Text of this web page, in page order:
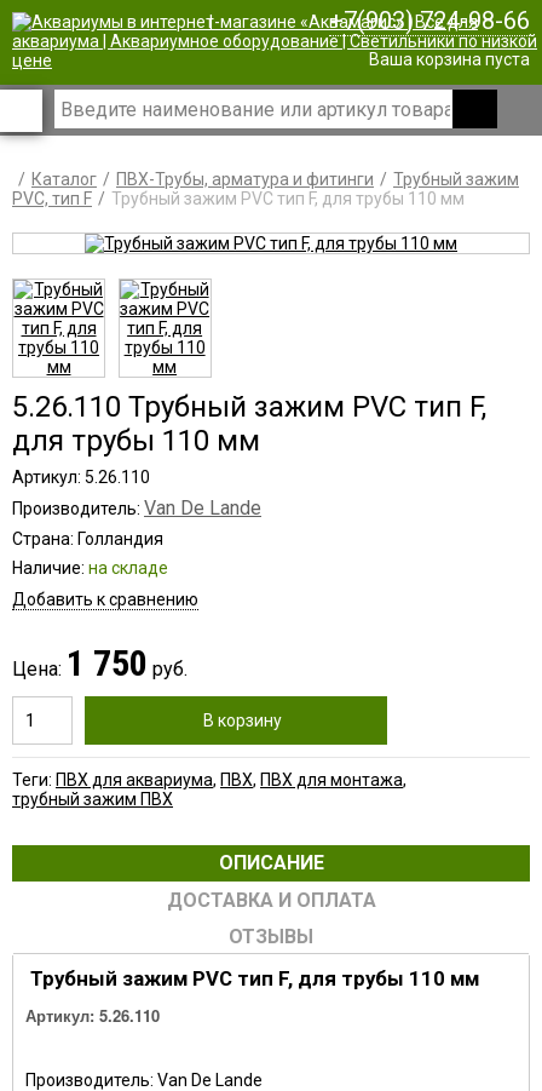
| +7(903) 724-98-66
Ваша корзина пуста
Каталог ПВХ-Трубы, арматура и фитинги
Трубный зажим
PVC, тип F
Трубный зажим PVC тип F, для трубы 110 мм
5.26.110 Трубный зажим PVC тип F,
для трубы 110 мм
Артикул: 5.26.110
Производитель: Van De Lande
Страна: Голландия
Наличие: на складе
Добавить к сравнению
Цена: 1 750 руб.
В корзину
Теги: ПВХ для аквариума, ПВХ, ПВХ для монтажа,
трубный зажим ПВХ
ОПИСАНИЕ
ДОСТАВКА И ОПЛАТА
ОТЗЫВЫ
Трубный зажим PVC тип F, для трубы 110 мм
Артикул: 5.26.110
Производитель: Van De Lande